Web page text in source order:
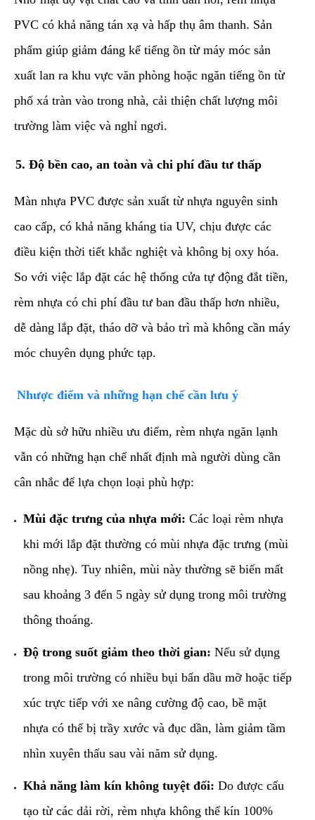
PVC có khả năng tán xạ và hấp thụ âm thanh. Sản
phẩm giúp giảm đáng kể tiếng ồn từ máy móc sản
xuất lan ra khu vực văn phòng hoặc ngăn tiếng ồn từ
phố xá tràn vào trong nhà, cải thiện chất lượng môi
trường làm việc và nghỉ ngơi.
​5. Độ bền cao, an toàn và chi phí đầu tư thấp
​Màn nhựa PVC được sản xuất từ nhựa nguyên sinh
cao cấp, có khả năng kháng tia UV, chịu được các
điều kiện thời tiết khắc nghiệt và không bị oxy hóa.
So với việc lắp đặt các hệ thống cửa tự động đắt tiền,
rèm nhựa có chi phí đầu tư ban đầu thấp hơn nhiều,
dễ dàng lắp đặt, tháo dỡ và bảo trì mà không cần máy
móc chuyên dụng phức tạp.
​Nhược điểm và những hạn chế cần lưu ý
​Mặc dù sở hữu nhiều ưu điểm, rèm nhựa ngăn lạnh
vẫn có những hạn chế nhất định mà người dùng cần
cân nhắc để lựa chọn loại phù hợp:
Mùi đặc trưng của nhựa mới: Các loại rèm nhựa
khi mới lắp đặt thường có mùi nhựa đặc trưng (mùi
nồng nhẹ). Tuy nhiên, mùi này thường sẽ biến mất
sau khoảng 3 đến 5 ngày sử dụng trong môi trường
thông thoáng.
Độ trong suốt giảm theo thời gian: Nếu sử dụng
trong môi trường có nhiều bụi bẩn dầu mỡ hoặc tiếp
xúc trực tiếp với xe nâng cường độ cao, bề mặt
nhựa có thể bị trầy xước và đục dần, làm giảm tầm
nhìn xuyên thấu sau vài năm sử dụng.
Khả năng làm kín không tuyệt đối: Do được cấu
tạo từ các dải rời, rèm nhựa không thể kín 100%